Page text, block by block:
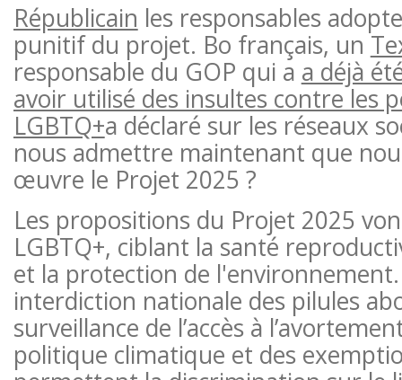
Républicain les responsables
punitif du projet. Bo français, un
responsable du GOP qui a a déjà
avoir utilisé des insultes contre les
LGBTQ+a déclaré sur les réseaux
nous admettre maintenant que
œuvre le Projet 2025 ?
Les propositions du Projet 2025
LGBTQ+, ciblant la santé
et la protection de
interdiction nationale des pilules
surveillance de l’accès à
politique climatique et des